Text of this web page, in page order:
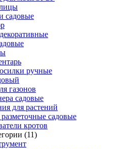
садовые
ручные
газонов
садовые
для растений
садовые
кротов
(11)